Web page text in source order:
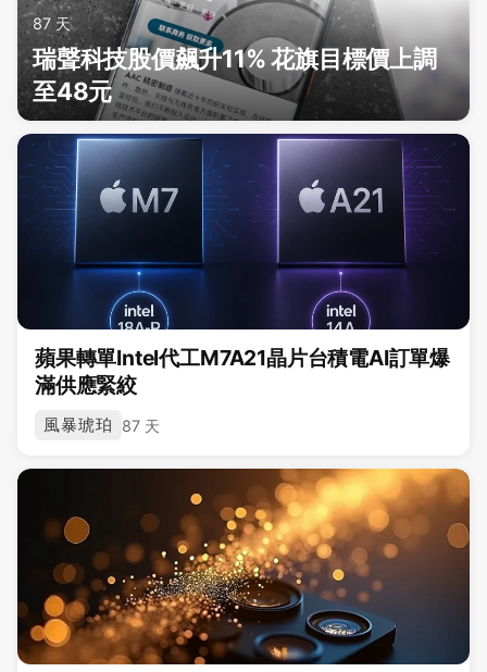
87 天
瑞聲科技股價飆升11% 花旗目標價上調
至48元
蘋果轉單Intel代工M7A21晶片台積電AI訂單爆
滿供應緊絞
風暴琥珀 87 天